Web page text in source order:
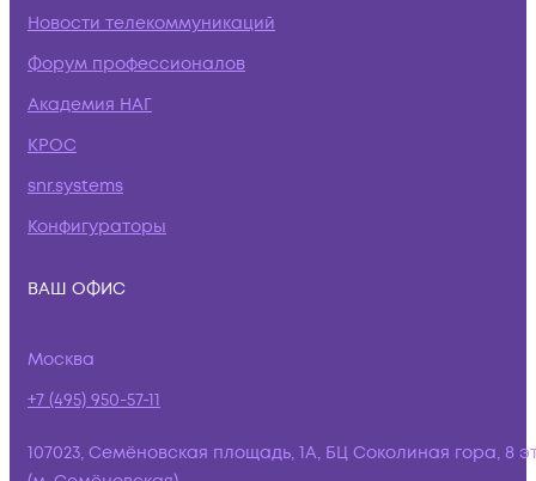
Новости телекоммуникаций
Форум профессионалов
Академия НАГ
КРОС
snr.systems
Конфигураторы
ВАШ ОФИС
Москва
+7 (495) 950-57-11
107023, Семёновская площадь, 1А, БЦ Соколиная гора, 8